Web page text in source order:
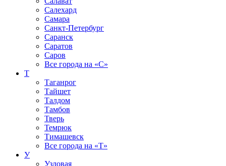
Салехард
Самара
Санкт-Петербург
Саранск
Саратов
Саров
Все города на «С»
Т
Таганрог
Тайшет
Талдом
Тамбов
Тверь
Темрюк
Тимашевск
Все города на «Т»
У
Узловая